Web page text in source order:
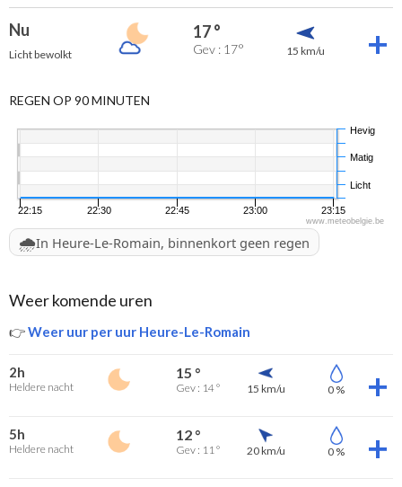
Nu
Licht bewolkt
17 °
Gev : 17° 15 km/u
REGEN OP 90 MINUTEN
22:15 22:30 22:45 23:00 23:15
Licht
Matig
Hevig
www.meteobelgie.be
🌧️In Heure-Le-Romain, binnenkort geen regen
Weer komende uren
👉Weer uur per uur Heure-Le-Romain
2h
Heldere nacht
15 °
Gev : 14 ° 15 km/u 0 %
5h
Heldere nacht
12 °
Gev : 11 ° 20 km/u 0 %